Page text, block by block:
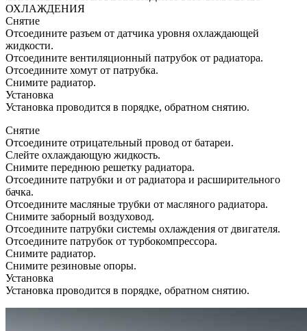
ОХЛАЖДЕНИЯ
Снятие
Отсоедините разъем от датчика уровня охлаждающей
жидкости.
Отсоедините вентиляционный патрубок от радиатора.
Отсоедините хомут от патрубка.
Снимите радиатор.
Установка
Установка проводится в порядке, обратном снятию.
Снятие
Отсоедините отрицательный провод от батареи.
Слейте охлаждающую жидкость.
Снимите переднюю решетку радиатора.
Отсоедините патрубки и от радиатора и расширительного
бачка.
Отсоедините масляные трубки от масляного радиатора.
Снимите заборный воздуховод.
Отсоедините патрубки системы охлаждения от двигателя.
Отсоедините патрубок от турбокомпрессора.
Снимите радиатор.
Снимите резиновые опоры.
Установка
Установка проводится в порядке, обратном снятию.